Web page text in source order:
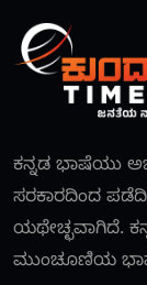
ಕನ್ನಡ ಭಾಷೆಯು
ಸರಕಾರದಿಂದ
ಯಥೇಚ್ಛವಾಗಿದೆ.
ಮುಂಚೂಣಿಯ